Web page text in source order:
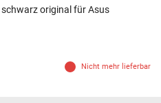
original für Asus
Nicht mehr lieferbar